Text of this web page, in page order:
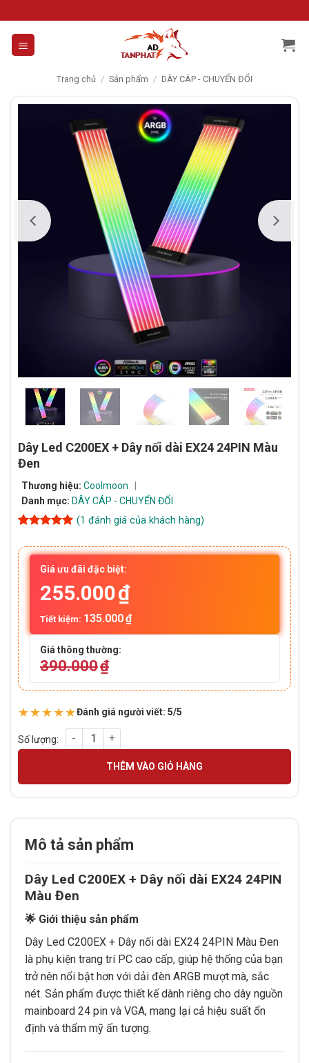
to
content
Trang chủ / Sản phẩm / DÂY CÁP - CHUYỂN ĐỔI
Dây Led C200EX + Dây nối dài EX24 24PIN Màu
Đen
Thương hiệu: Coolmoon
Danh mục: DÂY CÁP - CHUYỂN ĐỔI
dựa trên
đánh giá
(1 đánh giá của khách hàng)
Giá ưu đãi đặc biệt:
255.000₫
Tiết kiệm: 135.000₫
Giá thông thường:
390.000₫
★★★★★Đánh giá người viết: 5/5
Dây Led C200EX + Dây nối dài EX24 24PIN Màu Đen số lượng
THÊM VÀO GIỎ HÀNG
Mô tả sản phẩm
Dây Led C200EX + Dây nối dài EX24 24PIN
Màu Đen
🌟 Giới thiệu sản phẩm
Dây Led C200EX + Dây nối dài EX24 24PIN Màu Đen
là phụ kiện trang trí PC cao cấp, giúp hệ thống của bạn
trở nên nổi bật hơn với dải đèn ARGB mượt mà, sắc
nét. Sản phẩm được thiết kế dành riêng cho dây nguồn
mainboard 24 pin và VGA, mang lại cả hiệu suất ổn
định và thẩm mỹ ấn tượng.